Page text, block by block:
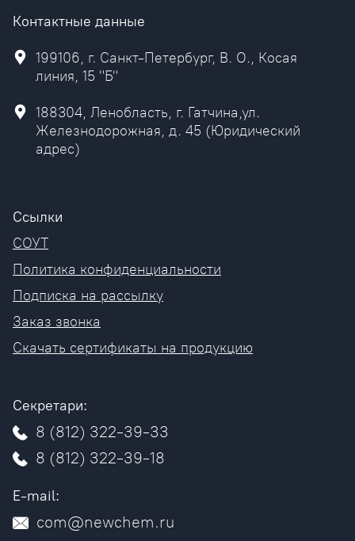
Контактные данные
199106, г. Санкт-Петербург, В. О., Косая
линия, 15 "Б"
188304, Ленобласть, г. Гатчина,ул.
Железнодорожная, д. 45 (Юридический
адрес)
Ссылки
СОУТ
Политика конфиденциальности
Подписка на рассылку
Заказ звонка
Скачать сертификаты на продукцию
Секретари:
8 (812) 322-39-33
8 (812) 322-39-18
E-mail:
com@newchem.ru